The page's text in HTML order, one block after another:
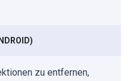
zu entfernen,